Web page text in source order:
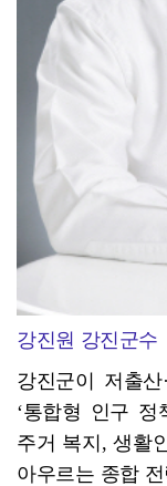
강진원 강진군수
강진군이 저출
‘통합형 인구 정
주거 복지, 생활
아우르는 종합